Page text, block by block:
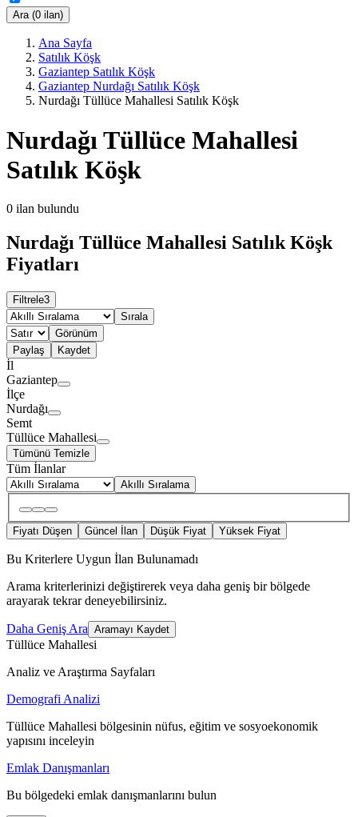
Ara (0 ilan)
Ana Sayfa
Satılık Köşk
Gaziantep Satılık Köşk
Gaziantep Nurdağı Satılık Köşk
Nurdağı Tüllüce Mahallesi Satılık Köşk
Nurdağı Tüllüce Mahallesi
Satılık Köşk
0 ilan bulundu
Nurdağı Tüllüce Mahallesi Satılık Köşk
Fiyatları
Filtrele3
Sırala
Görünüm
Paylaş
Kaydet
İl
Gaziantep
İlçe
Nurdağı
Semt
Tüllüce Mahallesi
Tümünü Temizle
Tüm İlanlar
Akıllı Sıralama
Fiyatı Düşen Güncel İlan Düşük Fiyat Yüksek Fiyat
Bu Kriterlere Uygun İlan Bulunamadı
Arama kriterlerinizi değiştirerek veya daha geniş bir bölgede
arayarak tekrar deneyebilirsiniz.
Daha Geniş Ara Aramayı Kaydet
Tüllüce Mahallesi
Analiz ve Araştırma Sayfaları
Demografi Analizi
Tüllüce Mahallesi bölgesinin nüfus, eğitim ve sosyoekonomik
yapısını inceleyin
Emlak Danışmanları
Bu bölgedeki emlak danışmanlarını bulun